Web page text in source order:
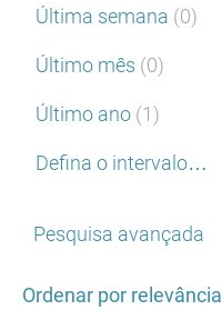
Última semana (0)
Último mês (0)
Último ano (1)
Defina o intervalo…
Pesquisa avançada
Ordenar por relevância